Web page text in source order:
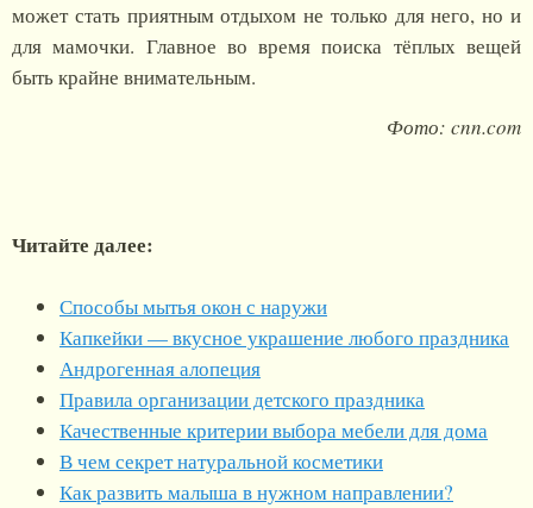
может стать приятным отдыхом не только для него, но и
для мамочки. Главное во время поиска тёплых вещей
быть крайне внимательным.
Фото: cnn.com
Читайте далее:
Способы мытья окон с наружи
Капкейки — вкусное украшение любого праздника
Андрогенная алопеция
Правила организации детского праздника
Качественные критерии выбора мебели для дома
В чем секрет натуральной косметики
Как развить малыша в нужном направлении?